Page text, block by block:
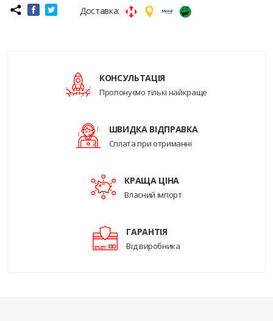
Доставка:
КОНСУЛЬТАЦІЯ
Пропонуємо тількі найкраще
ШВИДКА ВІДПРАВКА
Сплата при отриманні
КРАЩА ЦІНА
Власний імпорт
ГАРАНТІЯ
Від виробника